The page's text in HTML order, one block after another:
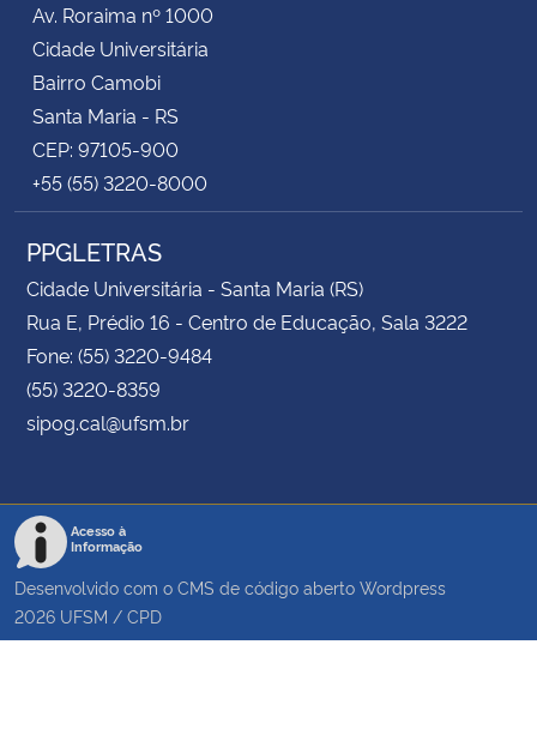
Av. Roraima nº 1000
Cidade Universitária
Bairro Camobi
Santa Maria - RS
CEP: 97105-900
+55 (55) 3220-8000
PPGLETRAS
Cidade Universitária - Santa Maria (RS)
Rua E, Prédio 16 - Centro de Educação, Sala 3222
Fone: (55) 3220-9484
(55) 3220-8359
sipog.cal@ufsm.br
Acesso à
Informação
Desenvolvido com o CMS de código aberto Wordpress
2026 UFSM / CPD